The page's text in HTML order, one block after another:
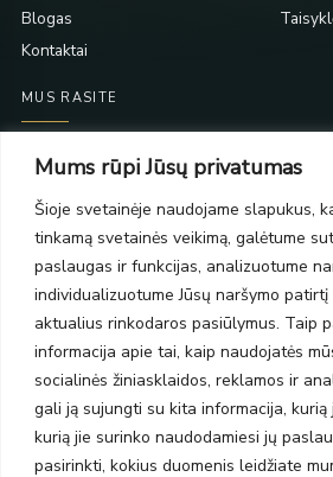
Mums rūpi Jūsų privatumas
Šioje svetainėje naudojame slapukus,
tinkamą svetainės veikimą, galėtume
paslaugas ir funkcijas, analizuotume
individualizuotume Jūsų naršymo patirtį
aktualius rinkodaros pasiūlymus. Taip
informacija apie tai, kaip naudojatės
socialinės žiniasklaidos, reklamos ir
gali ją sujungti su kita informacija,
kurią jie surinko naudodamiesi jų
pasirinkti, kokius duomenis leidžiate
Blogas
Kontaktai
MUS RASITE
Taikos pr. 139
PC Molas, Klaipėda
Taikos pr. 141
PC BIG 2, Klaipėda
Šilutės pl. 35
PC Banginis, Klaipėda
NAUJIENLAIŠKIS
Prenumeruokite ir gaukite pasiūlymus,
leidimo kolekcijas.